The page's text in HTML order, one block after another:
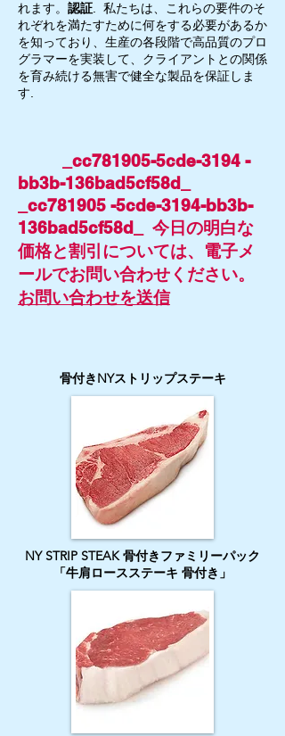
れます。 認証 . 私たちは、これらの要件のそ
れぞれを満たすために何をする必要があるか
を知っており、生産の各段階で高品質のプロ
グラマーを実装して、クライアントとの関係
を育み続ける無害で健全な製品を保証しま
す.
_cc781905-5cde-3194 -
bb3b-136bad5cf58d_
_cc781905 -5cde-3194-bb3b-
136bad5cf58d_ 今日の明白な
価格と割引については、電子メ
ールでお問い合わせください。
お問い合わせを送信
骨付きNYストリップステーキ
NY STRIP STEAK 骨付きファミリーパック
「牛肩ロースステーキ 骨付き」